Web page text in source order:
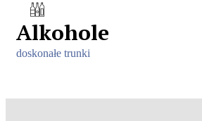
Alkohole
doskonałe trunki